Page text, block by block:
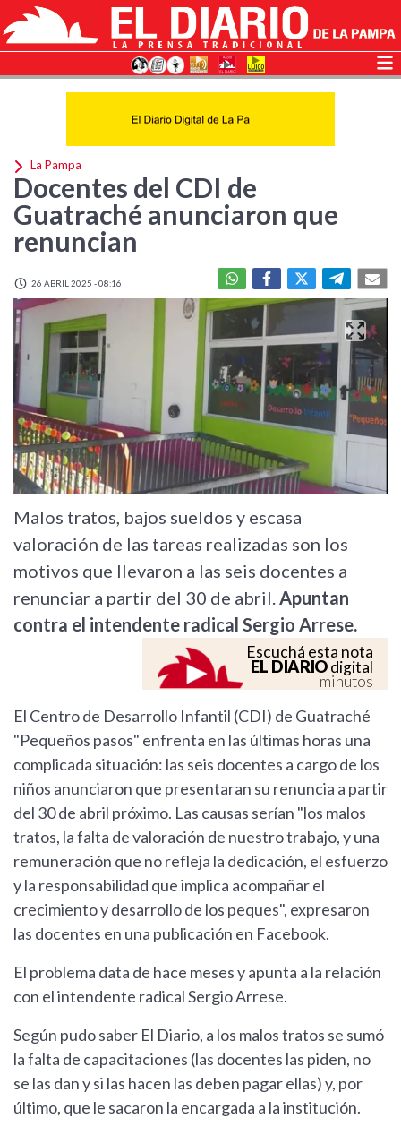
La Pampa
Docentes del CDI de
Guatraché anunciaron que
renuncian
26 ABRIL 2025 - 08:16
Malos tratos, bajos sueldos y escasa
valoración de las tareas realizadas son los
motivos que llevaron a las seis docentes a
renunciar a partir del 30 de abril.Apuntan
contra el intendente radical Sergio Arrese.
Escuchá esta nota
EL DIARIOdigital
minutos
El Centro de Desarrollo Infantil (CDI) de Guatraché
"Pequeños pasos" enfrenta en las últimas horas una
complicada situación: las seis docentes a cargo de los
niños anunciaron que presentaran su renuncia a partir
del 30 de abril próximo. Las causas serían "los malos
tratos, la falta de valoración de nuestro trabajo, y una
remuneración que no refleja la dedicación, el esfuerzo
y la responsabilidad que implica acompañar el
crecimiento y desarrollo de los peques", expresaron
las docentes en una publicación en Facebook.
El problema data de hace meses y apunta a la relación
con el intendente radical Sergio Arrese.
Según pudo saber El Diario, a los malos tratos se sumó
la falta de capacitaciones (las docentes las piden, no
se las dan y si las hacen las deben pagar ellas) y, por
último, que le sacaron la encargada a la institución.